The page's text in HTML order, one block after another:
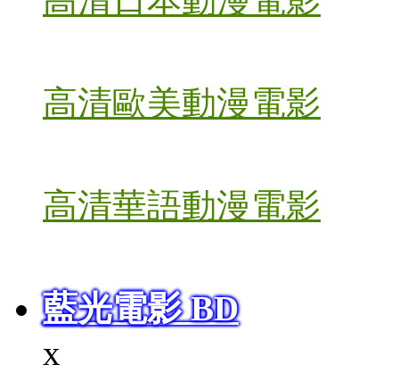
高清歐美動漫電影
高清華語動漫電影
藍光電影 BD
x